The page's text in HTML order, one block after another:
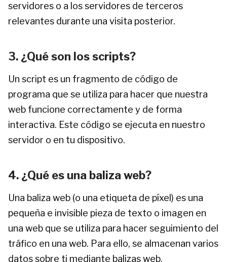
servidores o a los servidores de terceros
relevantes durante una visita posterior.
3. ¿Qué son los scripts?
Un script es un fragmento de código de
programa que se utiliza para hacer que nuestra
web funcione correctamente y de forma
interactiva. Este código se ejecuta en nuestro
servidor o en tu dispositivo.
4. ¿Qué es una baliza web?
Una baliza web (o una etiqueta de píxel) es una
pequeña e invisible pieza de texto o imagen en
una web que se utiliza para hacer seguimiento del
tráfico en una web. Para ello, se almacenan varios
datos sobre ti mediante balizas web.